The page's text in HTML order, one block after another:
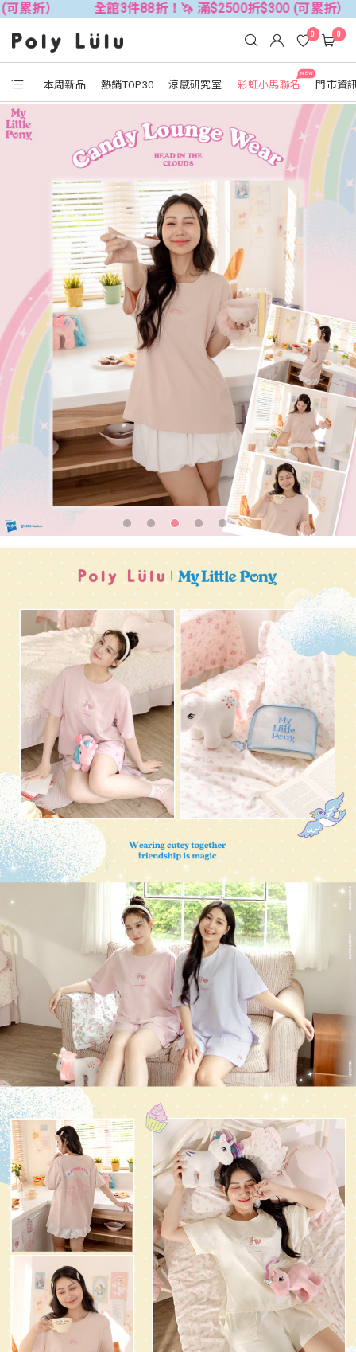
全館3件88折！🦄 滿$2500折$300 (可累折） 全館3
本周新品 熱銷TOP30 涼感研究室
NEW
彩虹小馬聯名 門市資
0 0